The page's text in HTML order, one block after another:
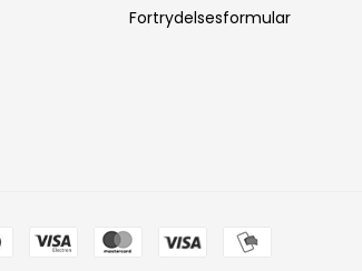
Fortrydelsesformular